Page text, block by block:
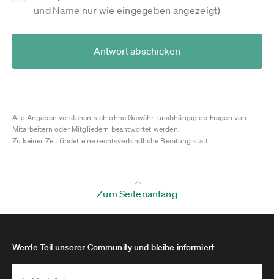
und Name nur wie eingegeben angezeigt)
Antwort abschicken
Alle Angaben verstehen sich ohne Gewähr, unabhängig ob Fragen von
Mitarbeitern oder Mitgliedern beantwortet werden.
Zu keiner Zeit findet eine rechtsverbindliche Beratung statt.
Zum Seitenanfang
Werde Teil unserer Community und bleibe informiert